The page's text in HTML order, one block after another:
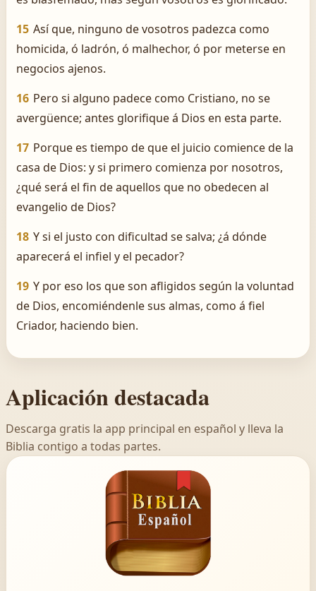
15 Así que, ninguno de vosotros padezca como
homicida, ó ladrón, ó malhechor, ó por meterse en
negocios ajenos.
16 Pero si alguno padece como Cristiano, no se
avergüence; antes glorifique á Dios en esta parte.
17 Porque es tiempo de que el juicio comience de la
casa de Dios: y si primero comienza por nosotros,
¿qué será el fin de aquellos que no obedecen al
evangelio de Dios?
18 Y si el justo con dificultad se salva; ¿á dónde
aparecerá el infiel y el pecador?
19 Y por eso los que son afligidos según la voluntad
de Dios, encomiéndenle sus almas, como á fiel
Criador, haciendo bien.
Aplicación destacada
Descarga gratis la app principal en español y lleva la
Biblia contigo a todas partes.